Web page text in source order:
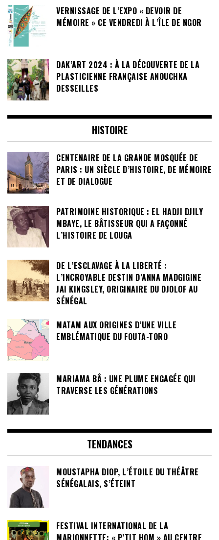
VERNISSAGE DE L’EXPO « DEVOIR DE
MÉMOIRE » CE VENDREDI À L’ÎLE DE NGOR
DAK’ART 2024 : À LA DÉCOUVERTE DE LA
PLASTICIENNE FRANÇAISE ANOUCHKA
DESSEILLES
HISTOIRE
CENTENAIRE DE LA GRANDE MOSQUÉE DE
PARIS : UN SIÈCLE D’HISTOIRE, DE MÉMOIRE
ET DE DIALOGUE
PATRIMOINE HISTORIQUE : EL HADJI DJILY
MBAYE, LE BÂTISSEUR QUI A FAÇONNÉ
L’HISTOIRE DE LOUGA
DE L’ESCLAVAGE À LA LIBERTÉ :
L’INCROYABLE DESTIN D’ANNA MADGIGINE
JAI KINGSLEY, ORIGINAIRE DU DJOLOF AU
SÉNÉGAL
MATAM AUX ORIGINES D’UNE VILLE
EMBLÉMATIQUE DU FOUTA-TORO
MARIAMA BÂ : UNE PLUME ENGAGÉE QUI
TRAVERSE LES GÉNÉRATIONS
TENDANCES
MOUSTAPHA DIOP, L’ÉTOILE DU THÉÂTRE
SÉNÉGALAIS, S’ÉTEINT
FESTIVAL INTERNATIONAL DE LA
MARIONNETTE: « P’TIT HOM » AU CENTRE